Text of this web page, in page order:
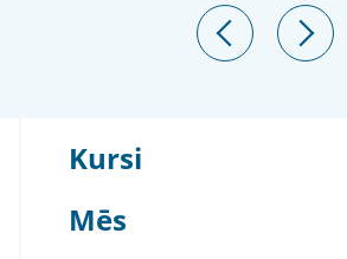
Kursi
Mēs